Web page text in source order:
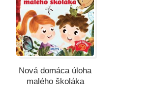
Nová domáca úloha
malého školáka